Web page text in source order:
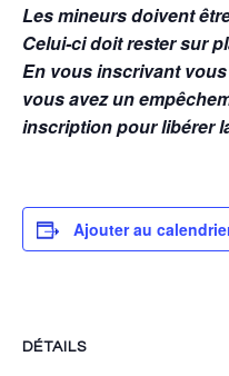
Les mineurs doivent
Celui-ci doit rester sur
En vous inscrivant
vous avez un
inscription pour libérer
Ajouter au
DÉTAILS